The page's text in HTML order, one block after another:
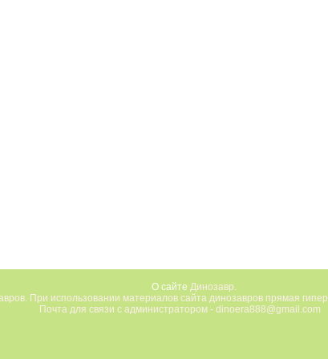
О сайте Динозавр.
При использовании материалов сайта динозавров прямая
Почта для связи с администратором - dinoera888@gmail.com